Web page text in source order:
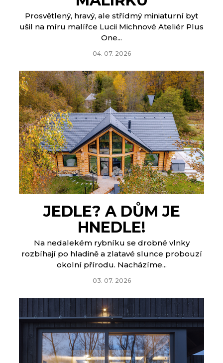
Prosvětlený, hravý, ale střídmý miniaturní byt
ušil na míru malířce Lucii Michnové Ateliér Plus
One...
04. 07. 2026
JEDLE? A DŮM JE
HNEDLE!
Na nedalekém rybníku se drobné vlnky
rozbíhají po hladině a zlatavé slunce probouzí
okolní přírodu. Nacházíme...
03. 07. 2026